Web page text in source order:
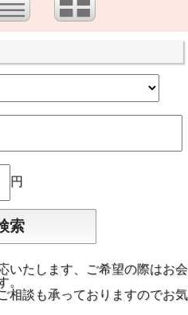
円
いたします、ご希望の際はお会
。
相談も承っておりますのでお気